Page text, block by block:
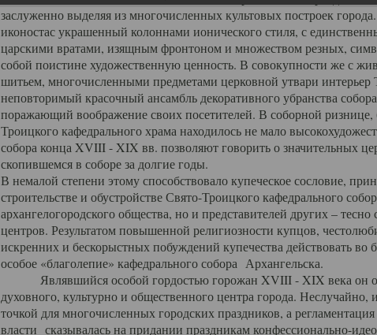
заслуженно выделяя из многочисленных культовых построек
иконостас украшенный колоннами ионического стиля, с
царскими вратами, изящным фронтоном и множеством резных,
собой поистине художественную ценность. В совокупности же с
шитьем, многочисленными предметами церковной утвари интерьер
неповторимый красочный ансамбль декоративного убранства
поражающий воображение своих посетителей. В соборной ризнице,
Троицкого кафедрального храма находилось не мало
собора конца XVIII - XIX вв. позволяют говорить о значительных
скопившемся в соборе за долгие годы.
В немалой степени этому способствовало купеческое сословие,
строительстве и обустройстве Свято-Троицкого кафедрального
архангелогородского общества, но и представителей других –
центров. Результатом повышенной религиозности купцов,
искренних и бескорыстных побуждений купечества действовать во
особое «благолепие» кафедрального собора Архангельска.
Являвшийся особой гордостью горожан XVIII - XIX века он
духовного, культурно и общественного центра города. Неслучайно,
точкой для многочисленных городских праздников, а
власти сказывалась на придании праздникам конфессионально-